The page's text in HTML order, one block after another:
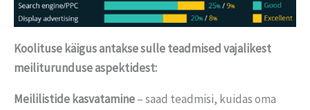
Koolituse käigus antakse sulle teadmised vajalikest
meiliturunduse aspektidest:
Meililistide kasvatamine– saad teadmisi, kuidas oma